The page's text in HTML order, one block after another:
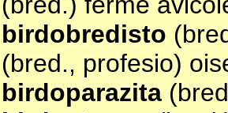
birdobredisto
(bred., profesio)
birdoparazita